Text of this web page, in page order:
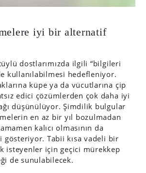
iyi bir alternatif
dostlarımızda ilgili “bilgileri
kullanılabilmesi hedefleniyor.
küpe ya da vücutlarına çip
edici çözümlerden çok daha iyi
düşünülüyor. Şimdilik bulgular
en az bir yıl bozulmadan
kalıcı olmasının da
gösteriyor. Tabii kısa vadeli bir
isteyenler için geçici mürekkep
de sunulabilecek.